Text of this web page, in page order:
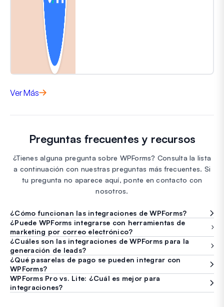
Ver Más
Preguntas frecuentes y recursos
¿Tienes alguna pregunta sobre WPForms? Consulta la lista
a continuación con nuestras preguntas más frecuentes. Si
tu pregunta no aparece aquí, ponte en contacto con
nosotros.
¿Cómo funcionan las integraciones de WPForms?
¿Puede WPForms integrarse con herramientas de
marketing por correo electrónico?
¿Cuáles son las integraciones de WPForms para la
generación de leads?
¿Qué pasarelas de pago se pueden integrar con
WPForms?
WPForms Pro vs. Lite: ¿Cuál es mejor para
integraciones?